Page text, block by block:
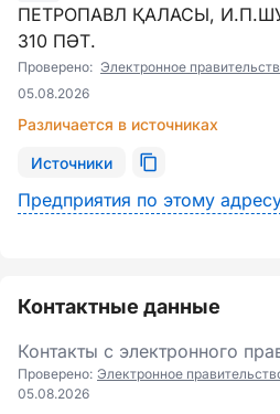
ПЕТРОПАВЛ ҚАЛАСЫ,
310 ПӘТ.
Проверено: Электронное
05.08.2026
Различается в источниках
Источники
Предприятия по этому
Контактные данные
Контакты с электронного
Проверено: Электронное
05.08.2026